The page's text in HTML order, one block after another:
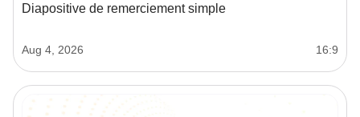
Diapositive de remerciement simple
Aug 4, 2026 16:9